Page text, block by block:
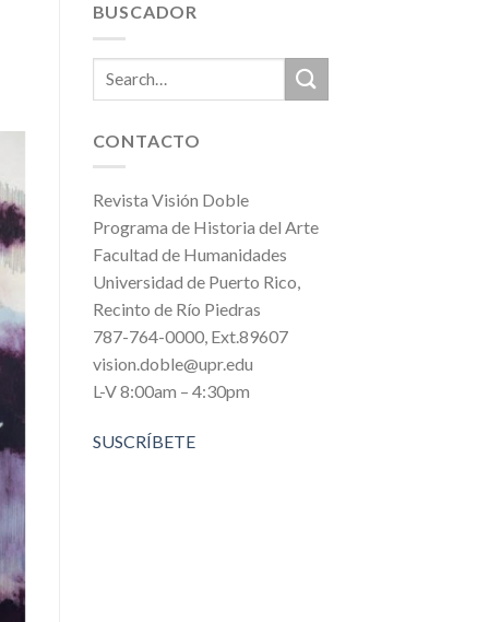
BUSCADOR
CONTACTO
Revista Visión Doble
Programa de Historia del Arte
Facultad de Humanidades
Universidad de Puerto Rico,
Recinto de Río Piedras
787-764-0000, Ext.89607
vision.doble@upr.edu
L-V 8:00am – 4:30pm
SUSCRÍBETE